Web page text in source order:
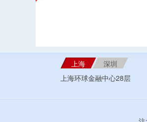
上海
深圳
上海环球金融中心28层